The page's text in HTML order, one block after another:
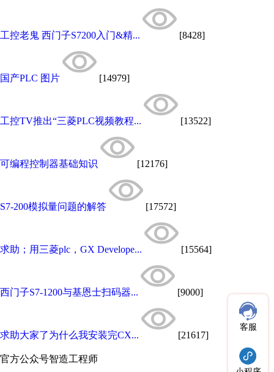
工控老鬼 西门子S7200入门&精... [8428]
国产PLC 图片 [14979]
工控TV推出“三菱PLC视频教程... [13522]
可编程控制器基础知识 [12176]
S7-200模拟量问题的解答 [17572]
求助；用三菱plc，GX Develope... [15564]
西门子S7-1200与基恩士扫码器... [9000]
求助大家了为什么我安装完CX... [21617]
官方公众号智造工程师
客服